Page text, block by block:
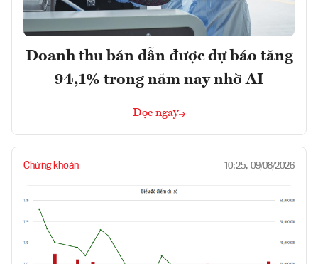
Doanh thu bán dẫn được dự báo tăng
94,1% trong năm nay nhờ AI
Đọc ngay
Chứng khoán 10:25, 09/08/2026